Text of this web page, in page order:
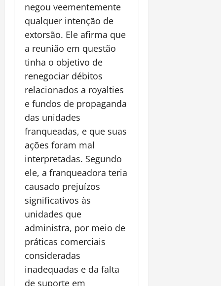
negou veementemente
qualquer intenção de
extorsão. Ele afirma que
a reunião em questão
tinha o objetivo de
renegociar débitos
relacionados a royalties
e fundos de propaganda
das unidades
franqueadas, e que suas
ações foram mal
interpretadas. Segundo
ele, a franqueadora teria
causado prejuízos
significativos às
unidades que
administra, por meio de
práticas comerciais
consideradas
inadequadas e da falta
de suporte em